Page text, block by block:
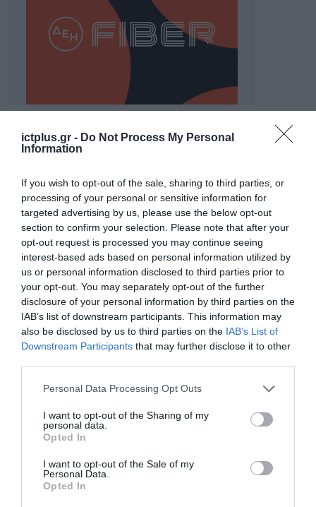
ictplus.gr - Do Not Process My Personal
Information
If you wish to opt-out of the sale, sharing to third parties, or
processing of your personal or sensitive information for
targeted advertising by us, please use the below opt-out
section to confirm your selection. Please note that after your
opt-out request is processed you may continue seeing
interest-based ads based on personal information utilized by
us or personal information disclosed to third parties prior to
your opt-out. You may separately opt-out of the further
disclosure of your personal information by third parties on the
IAB’s list of downstream participants. This information may
also be disclosed by us to third parties on the IAB’s List of
Downstream Participants that may further disclose it to other
Please note that this website/app uses one or more Google
not limited to your visit or usage behaviour. You may click to
grant or deny consent to Google and its third-party tags to
use your data for below specified purposes in below Google
consent section.
Personal Data Processing Opt Outs
I want to opt-out of the Sharing of my
personal data.
Opted In
I want to opt-out of the Sale of my
Personal Data.
Opted In
ΡΟΗ ΕΙΔΗΣΕΩΝ
Gaming Police”
ενισχύει την ασφάλεια
των παιδιών στο
διαδίκτυο
31.07.2026
ΑΑΔΕ: Διευκρινίσεις
για τα πρόστιμα σε
παραβάσεις που
αφορούν τους ΦΗΜ
31.07.2026
Σ. Καλαφάτης: «Η
Τεχνητή Νοημοσύνη
δεν είναι απλώς μια
επανάσταση»
31.07.2026
για τη χρηματοδότηση
των ελληνικών
επιχειρήσεων στον
Η πιο ταξιδιάρικη
βαλίτσα του φετινού